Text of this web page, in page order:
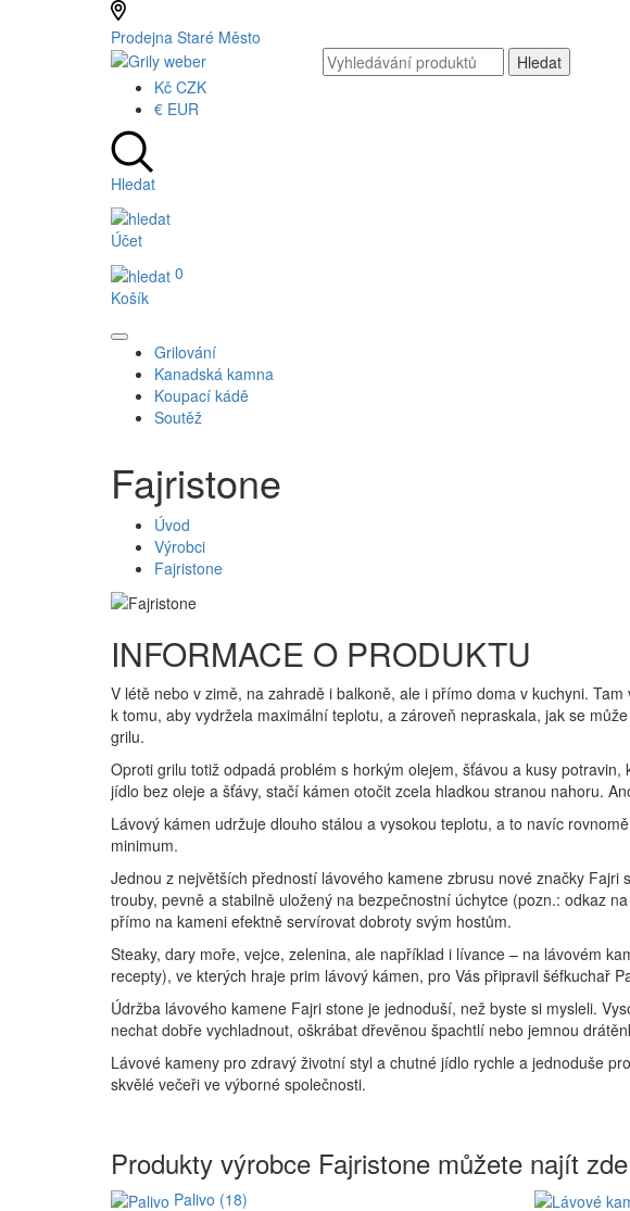
Prodejna Staré Město
Kč CZK
€ EUR
Hledat
Účet
0
Košík
Grilování
Kanadská kamna
Koupací kádě
Soutěž
Fajristone
Úvod
Výrobci
Fajristone
INFORMACE O PRODUKTU
V létě nebo v zimě, na zahradě i balkoně, ale i přímo doma v kuchyni.
k tomu, aby vydržela maximální teplotu, a zároveň nepraskala, jak se
grilu.
Oproti grilu totiž odpadá problém s horkým olejem, šťávou a kusy
jídlo bez oleje a šťávy, stačí kámen otočit zcela hladkou stranou nahoru.
Lávový kámen udržuje dlouho stálou a vysokou teplotu, a to navíc
minimum.
Jednou z největších předností lávového kamene zbrusu nové značky
trouby, pevně a stabilně uložený na bezpečnostní úchytce (pozn.: odkaz
přímo na kameni efektně servírovat dobroty svým hostům.
Steaky, dary moře, vejce, zelenina, ale například i lívance – na lávovém
recepty), ve kterých hraje prim lávový kámen, pro Vás připravil šéfkuchař
Údržba lávového kamene Fajri stone je jednoduší, než byste si mysleli.
nechat dobře vychladnout, oškrábat dřevěnou špachtlí nebo jemnou
Lávové kameny pro zdravý životní styl a chutné jídlo rychle a jednoduše
skvělé večeři ve výborné společnosti.
Produkty výrobce Fajristone můžete najít
Palivo (18)